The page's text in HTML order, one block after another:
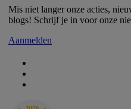
Mis niet langer onze acties,
blogs! Schrijf je in voor onze
Aanmelden